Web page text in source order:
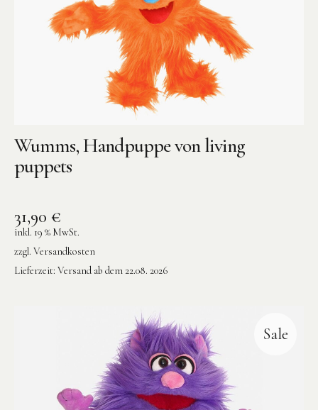
Wumms, Handpuppe von living
puppets
31,90 €
inkl. 19 % MwSt.
zzgl. Versandkosten
Lieferzeit: Versand ab dem 22.08. 2026
Sale